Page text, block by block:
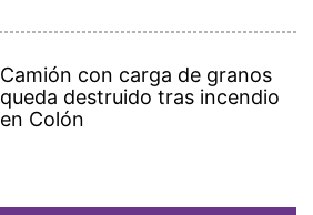
Camión con carga de granos
queda destruido tras incendio
en Colón